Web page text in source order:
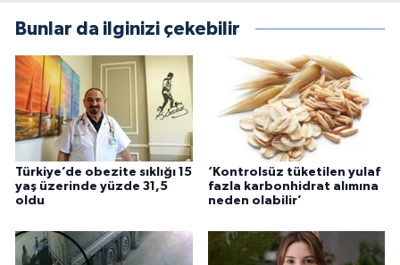
Bunlar da ilginizi çekebilir
Türkiye’de obezite sıklığı 15
yaş üzerinde yüzde 31,5
oldu
‘Kontrolsüz tüketilen yulaf
fazla karbonhidrat alımına
neden olabilir’